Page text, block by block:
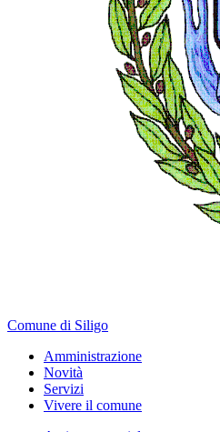
Comune di Siligo
Amministrazione
Novità
Servizi
Vivere il comune